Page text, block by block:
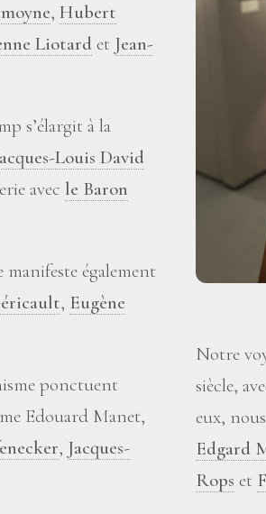
, Hubert
Liotard et Jean-
s’élargit à la
Louis David
avec le Baron
également
, Eugène
ponctuent
Edouard Manet,
, Jacques-
Notre
siècle,
eux,
Edgard
Rops et